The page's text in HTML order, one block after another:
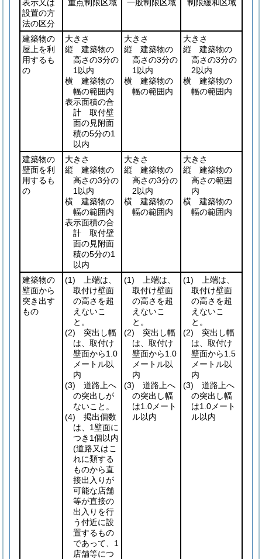
表示又は
設置の方
法の区分
重点制限区域 一般制限区域 制限緩和区域
建築物の
屋上を利
用するも
の
大きさ
縦 建築物の
高さの3分の
1以内
横 建築物の
幅の範囲内
表示面積の合
計 取付壁
面の見附面
積の5分の1
以内
大きさ
縦 建築物の
高さの3分の
1以内
横 建築物の
幅の範囲内
大きさ
縦 建築物の
高さの3分の
2以内
横 建築物の
幅の範囲内
建築物の
壁面を利
用するも
の
大きさ
縦 建築物の
高さの3分の
1以内
横 建築物の
幅の範囲内
表示面積の合
計 取付壁
面の見附面
積の5分の1
以内
大きさ
縦 建築物の
高さの3分の
2以内
横 建築物の
幅の範囲内
大きさ
縦 建築物の
高さの範囲
内
横 建築物の
幅の範囲内
建築物の
壁面から
突き出す
もの
(1) 上端は、
取付け壁面
の高さを超
えないこ
と。
(2) 突出し幅
は、取付け
壁面から1.0
メートル以
内
(3) 道路上へ
の突出しが
ないこと。
(4) 掲出個数
は、1壁面に
つき1個以内
(道路又はこ
れに類する
ものから直
接出入りが
可能な店舗
等が直接の
出入りを行
う付近に設
置するもの
であって、1
店舗等につ
(1) 上端は、
取付け壁面
の高さを超
えないこ
と。
(2) 突出し幅
は、取付け
壁面から1.0
メートル以
内
(3) 道路上へ
の突出し幅
は1.0メート
ル以内
(1) 上端は、
取付け壁面
の高さを超
えないこ
と。
(2) 突出し幅
は、取付け
壁面から1.5
メートル以
内
(3) 道路上へ
の突出し幅
は1.0メート
ル以内